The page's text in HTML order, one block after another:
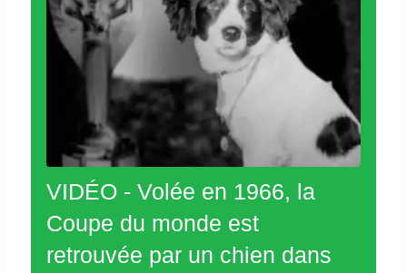
VIDÉO - Volée en 1966, la
Coupe du monde est
retrouvée par un chien dans